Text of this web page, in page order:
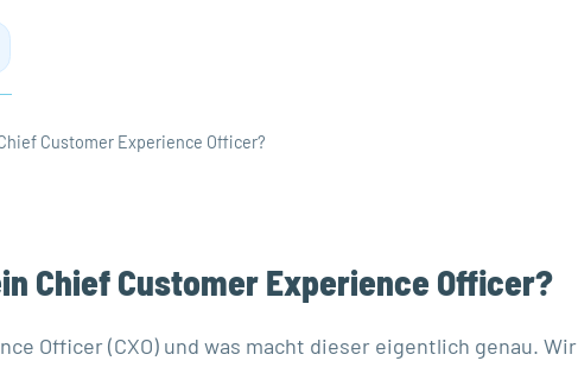
Customer Experience Officer?
Chief Customer Experience Officer?
Officer (CXO) und was macht dieser eigentlich genau. Wir